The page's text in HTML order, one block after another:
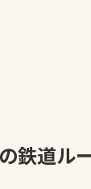
鉄道